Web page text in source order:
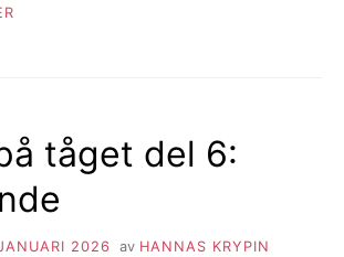
tåget del 6:
2026 av HANNAS KRYPIN